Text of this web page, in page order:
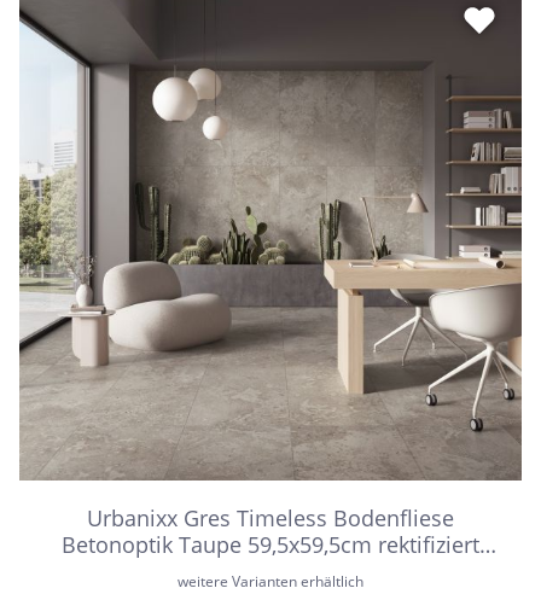
Urbanixx Gres Timeless Bodenfliese
Betonoptik Taupe 59,5x59,5cm rektifiziert
R10B
weitere Varianten erhältlich